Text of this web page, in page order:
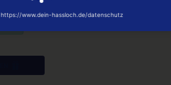
https://www.dein-hassloch.de/datenschutz